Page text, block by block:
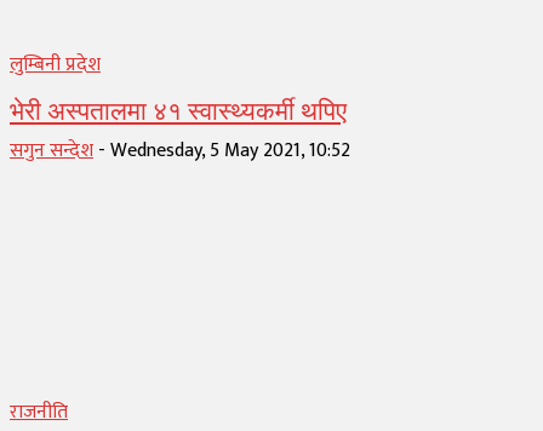
लुम्बिनी प्रदेश
भेरी अस्पतालमा ४१ स्वास्थ्यकर्मी थपिए
सगुन सन्देश-Wednesday, 5 May 2021, 10:52
राजनीति